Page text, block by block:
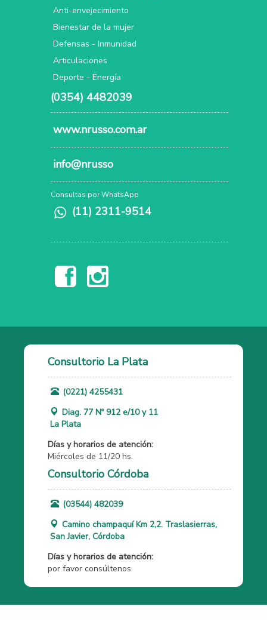
Anti-envejecimiento
Bienestar de la mujer
Defensas - Inmunidad
Articulaciones
Deporte - Energía
(0354) 4482039
www.nrusso.com.ar
info@nrusso
Consultas por WhatsApp
(11) 2311-9514
Consultorio La Plata
(0221) 4255431
Diag. 77 Nº 912 e/10 y 11
La Plata
Días y horarios de atención:
Miércoles de 11/20 hs.
Consultorio Córdoba
(03544) 482039
Camino champaquí Km 2,2. Traslasierras,
San Javier, Córdoba
Días y horarios de atención:
por favor consúltenos